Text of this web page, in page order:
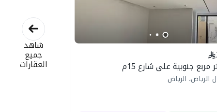
الرياض، الرياض
شاهد
جميع
العقارات